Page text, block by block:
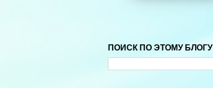
ПОИСК ПО ЭТОМУ БЛОГУ